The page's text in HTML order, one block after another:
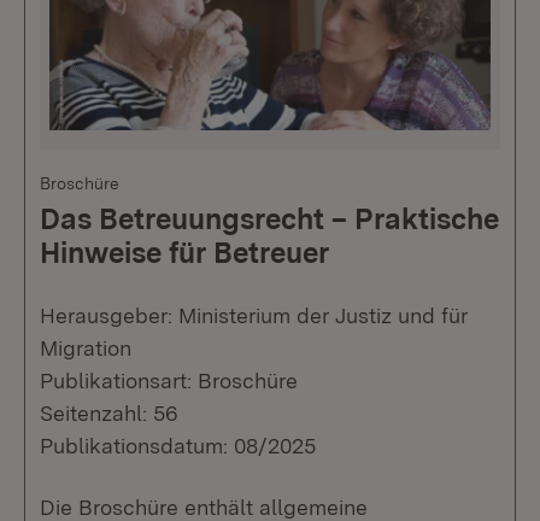
Broschüre
Das Betreuungsrecht – Praktische
Hinweise für Betreuer
Herausgeber: Ministerium der Justiz und für
Migration
Publikationsart: Broschüre
Seitenzahl: 56
Publikationsdatum: 08/2025
Die Broschüre enthält allgemeine